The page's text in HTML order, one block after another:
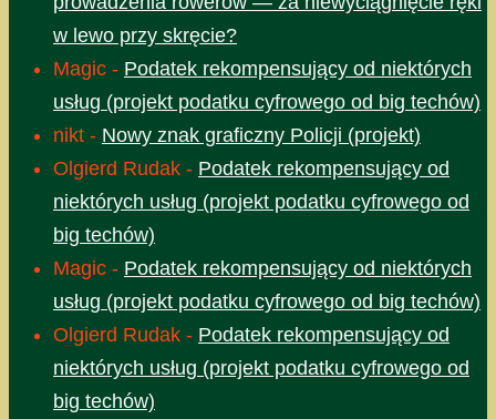
w lewo przy skręcie?
Magic - Podatek rekompensujący od niektórych
usług (projekt podatku cyfrowego od big techów)
nikt - Nowy znak graficzny Policji (projekt)
Olgierd Rudak - Podatek rekompensujący od
niektórych usług (projekt podatku cyfrowego od
big techów)
Magic - Podatek rekompensujący od niektórych
usług (projekt podatku cyfrowego od big techów)
Olgierd Rudak - Podatek rekompensujący od
niektórych usług (projekt podatku cyfrowego od
big techów)